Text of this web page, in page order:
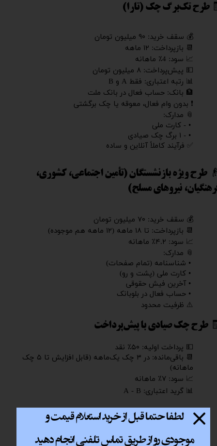
طرح تک‌برگ چک (تارا)
💰 سقف خرید: ۹۰ میلیون تومان
📆 بازپرداخت: ۱۲ ماهه
📈 سود: 4٪ ماهانه
💵 پیش‌پرداخت: ۸ میلیون تومان
📊 رتبه اعتباری: فقط A و B
🏦 بانک: حساب فعال در بانک ملت
❗️ بدون وام فعال، معوقه یا چک برگشتی
📎 مدارک:
• - کارت ملی
• - ۱ برگ چک صیادی
✅ فرآیند کاملاً آنلاین و ساده
طرح ویژه بازنشستگان (تأمین اجتماعی، کشوری،
نیروهای مسلح)
💰 سقف خرید: ۷۰ میلیون تومان
📆 بازپرداخت: تا ۱۸ ماهه (۱۲ ماهه هم موجوده)
📈 سود: ۴.۲٪ ماهانه
📎 مدارک:
• شناسنامه (تمام صفحات)
• کارت ملی (پشت و رو)
• آخرین فیش حقوقی
• حساب فعال در بلوبانک
⚠️ ظرفیت محدود
طرح چک صیادی با پیش‌پرداخت
💵 پرداخت اولیه: ۵۰٪ نقد
📆 باقی‌مانده: در ۳ چک یک‌ماهه (قابل افزایش تا ۵ چک
ماهانه)
📈 سود: ۷٪ ماهانه
📊 گرید اعتباری: A - B